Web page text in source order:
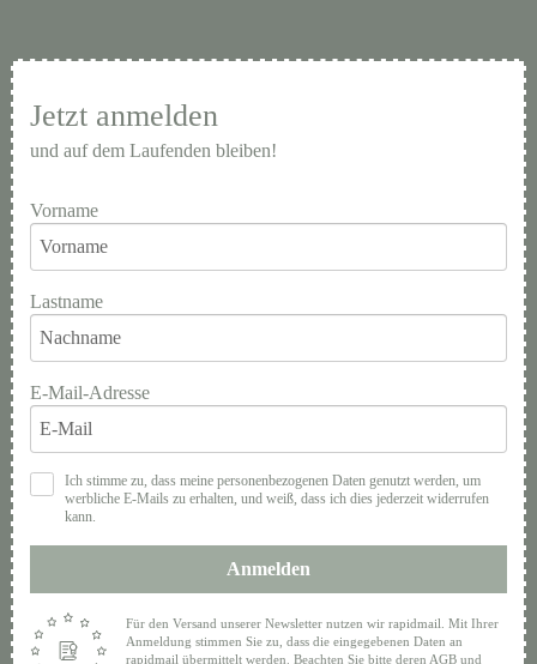
Jetzt anmelden
und auf dem Laufenden bleiben!
Vorname
Lastname
E-Mail-Adresse
Ich stimme zu, dass meine personenbezogenen Daten genutzt werden, um
werbliche E-Mails zu erhalten, und weiß, dass ich dies jederzeit widerrufen
kann.
Anmelden
Für den Versand unserer Newsletter nutzen wir rapidmail. Mit Ihrer
Anmeldung stimmen Sie zu, dass die eingegebenen Daten an
rapidmail übermittelt werden. Beachten Sie bitte deren AGB und